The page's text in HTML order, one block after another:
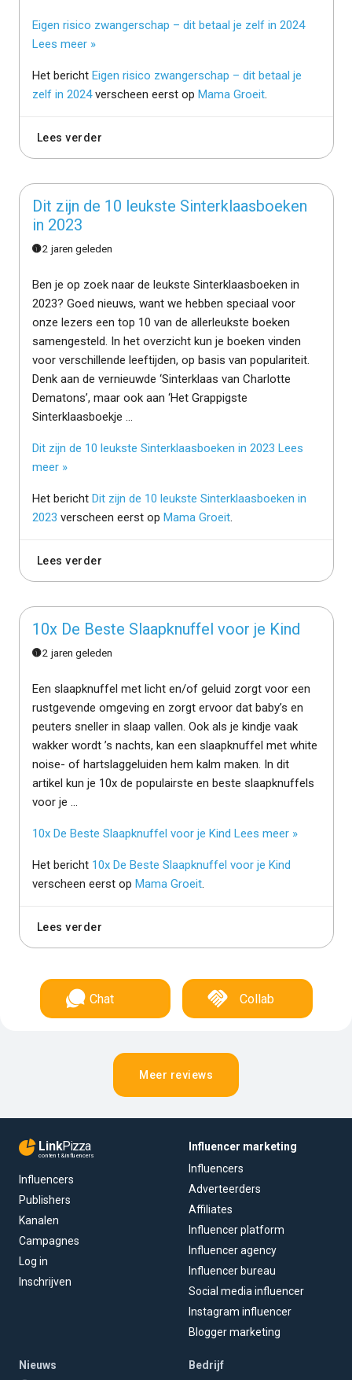
Eigen risico zwangerschap – dit betaal je zelf in 2024
Lees meer »
Het bericht Eigen risico zwangerschap – dit betaal je
zelf in 2024verscheen eerst op Mama Groeit.
Lees verder
Dit zijn de 10 leukste Sinterklaasboeken
in 2023
2 jaren geleden
Ben je op zoek naar de leukste Sinterklaasboeken in
2023? Goed nieuws, want we hebben speciaal voor
onze lezers een top 10 van de allerleukste boeken
samengesteld. In het overzicht kun je boeken vinden
voor verschillende leeftijden, op basis van populariteit.
Denk aan de vernieuwde ‘Sinterklaas van Charlotte
Dematons’, maar ook aan ‘Het Grappigste
Sinterklaasboekje …
Dit zijn de 10 leukste Sinterklaasboeken in 2023 Lees
meer »
Het bericht Dit zijn de 10 leukste Sinterklaasboeken in
2023 verscheen eerst op Mama Groeit.
Lees verder
10x De Beste Slaapknuffel voor je Kind
2 jaren geleden
Een slaapknuffel met licht en/of geluid zorgt voor een
rustgevende omgeving en zorgt ervoor dat baby’s en
peuters sneller in slaap vallen. Ook als je kindje vaak
wakker wordt ’s nachts, kan een slaapknuffel met white
noise- of hartslaggeluiden hem kalm maken. In dit
artikel kun je 10x de populairste en beste slaapknuffels
voor je …
10x De Beste Slaapknuffel voor je Kind Lees meer »
Het bericht 10x De Beste Slaapknuffel voor je Kind
verscheen eerst op Mama Groeit.
Lees verder
Chat Collab
Meer reviews
LinkPizza
content & influencers
Influencers
Publishers
Kanalen
Campagnes
Log in
Inschrijven
Influencer marketing
Influencers
Adverteerders
Affiliates
Influencer platform
Influencer agency
Influencer bureau
Social media influencer
Instagram influencer
Blogger marketing
Nieuws Bedrijf